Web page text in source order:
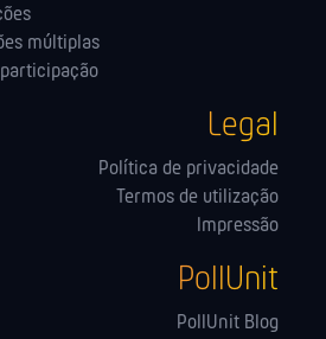
múltiplas
Legal
Política de privacidade
Termos de utilização
Impressão
PollUnit
PollUnit Blog